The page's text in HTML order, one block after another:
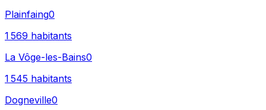
Plainfaing0
1 569 habitants
La Vôge-les-Bains0
1 545 habitants
Dogneville0